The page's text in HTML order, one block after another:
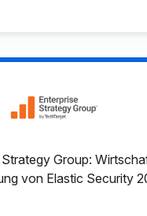
Group:
von Elastic Security